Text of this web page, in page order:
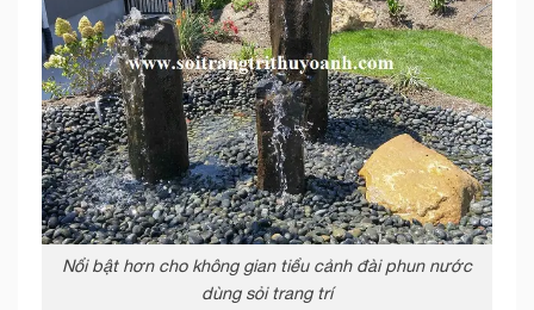
Nổi bật hơn cho không gian tiểu cảnh đài phun nước
dùng sỏi trang trí